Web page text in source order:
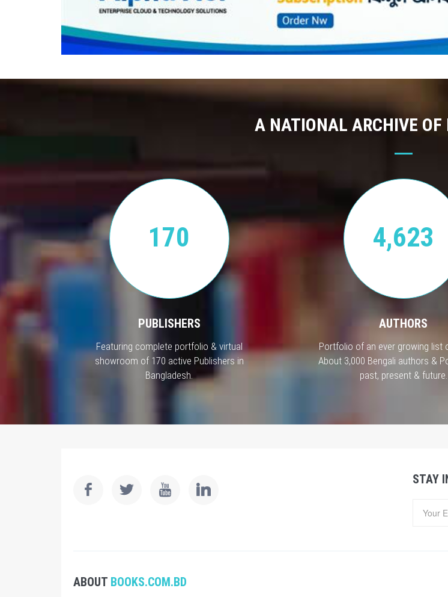
A NATIONAL ARCHIVE
170
PUBLISHERS
Featuring complete portfolio & virtual
showroom of 170 active Publishers in
Bangladesh.
4,623
AUTHORS
Portfolio of an ever growing list
About 3,000 Bengali authors &
past, present & future.
STAY
ABOUT BOOKS.COM.BD